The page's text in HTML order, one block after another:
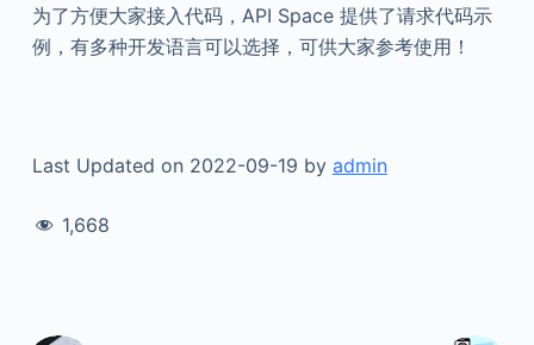
为了方便大家接入代码，API Space 提供了请求代码示
例，有多种开发语言可以选择，可供大家参考使用！
Last Updated on 2022-09-19 by admin
1,668